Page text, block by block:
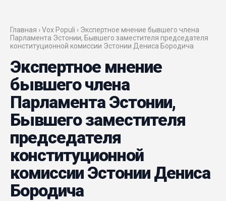
Главная ›Vox Populi › Экспертное мнение бывшего члена
Парламента Эстонии, Бывшего заместителя председателя
конституционной комиссии Эстонии Дениса Бородича
Экспертное мнение
бывшего члена
Парламента Эстонии,
Бывшего заместителя
председателя
конституционной
комиссии Эстонии Дениса
Бородича